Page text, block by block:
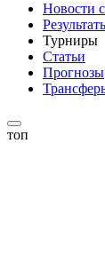
Новости
Турниры
Статьи
Прогнозы
топ